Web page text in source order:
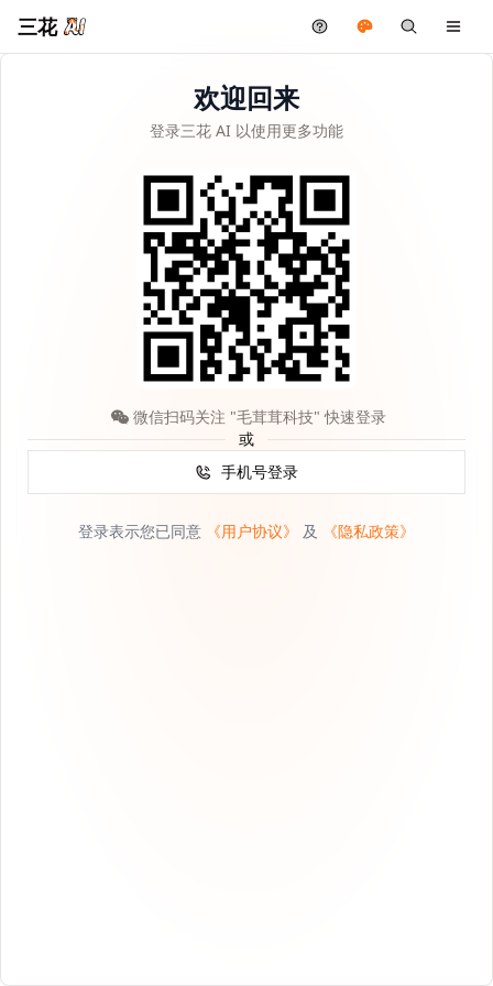
三花
欢迎回来
登录三花 AI 以使用更多功能
手机号登录
或
微信扫码关注 "毛茸茸科技" 快速登录
登录表示您已同意 《用户协议》 及 《隐私政策》